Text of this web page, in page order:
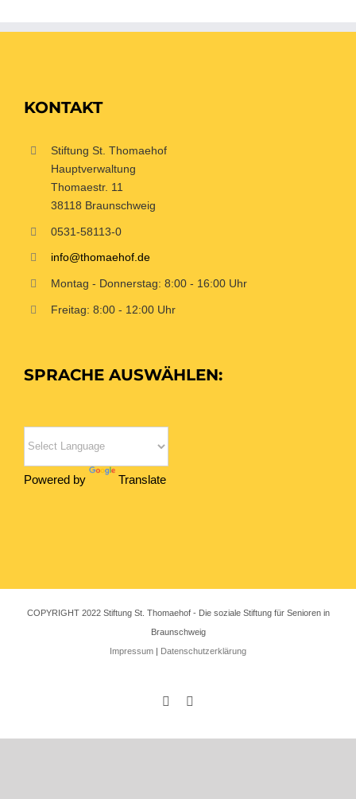
KONTAKT
Stiftung St. Thomaehof
Hauptverwaltung
Thomaestr. 11
38118 Braunschweig
0531-58113-0
info@thomaehof.de
Montag - Donnerstag: 8:00 - 16:00 Uhr
Freitag: 8:00 - 12:00 Uhr
SPRACHE AUSWÄHLEN:
Powered by Translate
COPYRIGHT 2022 Stiftung St. Thomaehof - Die soziale Stiftung für Senioren in
Braunschweig
Impressum | Datenschutzerklärung
Instagram